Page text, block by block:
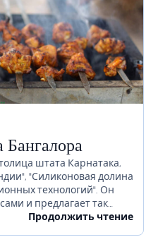
Бангалора
штата Карнатака,
"Силиконовая долина
технологий". Он
и предлагает так
славится
Продолжить чтение